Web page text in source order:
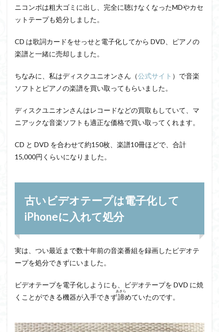
ニコンポは粗大ゴミに出し、完全に聴けなくなったMDやカセ
ットテープも処分しました。
CD は歌詞カードをせっせと電子化してから DVD、ピアノの
楽譜と一緒に売却しました。
ちなみに、私はディスクユニオンさん（公式サイト ）で音楽
ソフトとピアノの楽譜を買い取ってもらいました。
ディスクユニオンさんはレコードなどの買取もしていて、マ
ニアックな音楽ソフトも適正な価格で買い取ってくれます。
CD と DVD を合わせて約150枚、楽譜10冊ほどで、合計
15,000円くらいになりました。
古いビデオテープは電子化して
iPhoneに入れて処分
実は、つい最近まで数十年前の音楽番組を録画したビデオテ
ープを処分できずにいました。
ビデオテープを電子化しようにも、ビデオテープを DVD に焼
くことができる機器が入手できず諦
あきら
めていたのです。